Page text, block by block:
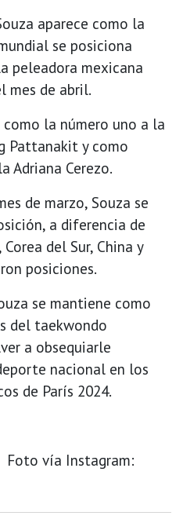
aparece como la
se posiciona
peleadora mexicana
mes de abril.
la número uno a la
Pattanakit y como
Adriana Cerezo.
de marzo, Souza se
a diferencia de
del Sur, China y
posiciones.
se mantiene como
del taekwondo
a obsequiarle
nacional en los
de París 2024.
vía Instagram: